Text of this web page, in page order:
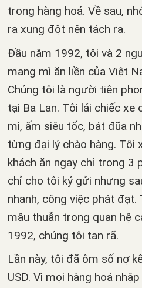
trong hàng hoá. Về sau,
ra xung đột nên tách ra.
Đầu năm 1992, tôi và 2
mang mì ăn liền của Việt
Chúng tôi là người tiên
tại Ba Lan. Tôi lái chiếc xe
mì, ấm siêu tốc, bát đũa
từng đại lý chào hàng. Tôi
khách ăn ngay chỉ trong 3
chỉ cho tôi ký gửi nhưng
nhanh, công việc phát đạt.
mâu thuẫn trong quan hệ
1992, chúng tôi tan rã.
Lần này, tôi đã ôm số nợ
USD. Vì mọi hàng hoá